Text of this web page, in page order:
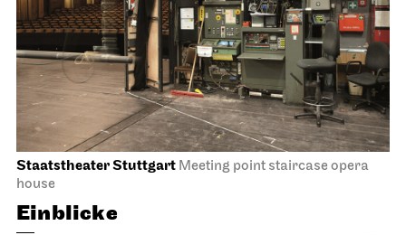
Staatstheater Stuttgart Meeting point staircase opera
house
Einblicke